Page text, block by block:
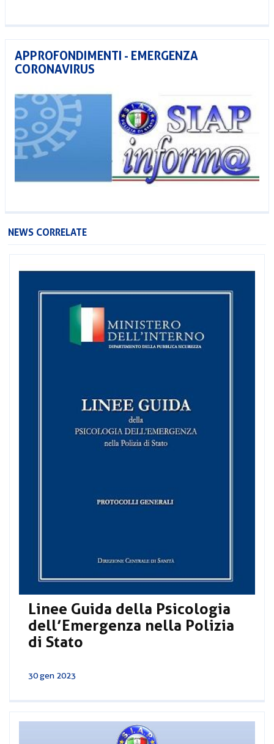
APPROFONDIMENTI - EMERGENZA
CORONAVIRUS
NEWS CORRELATE
Linee Guida della Psicologia
dell’Emergenza nella Polizia
di Stato
30 gen 2023